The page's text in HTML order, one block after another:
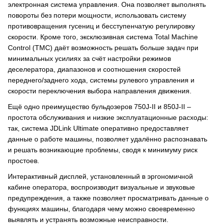
электронная система управления. Она позволяет выполнять
повороты без потери мощности, использовать систему
противовращения гусениц и бесступенчатую регулировку
скорости. Кроме того, эксклюзивная система Total Machine
Control (TMC) даёт возможность решать больше задач при
минимальных усилиях за счёт настройки режимов
деселератора, диапазонов и соотношения скоростей
переднего/заднего хода, системы рулевого управления и
скорости переключения выбора направления движения.
Ещё одно преимущество бульдозеров 750J-II и 850J-II –
простота обслуживания и низкие эксплуатационные расходы:
так, система JDLink Ultimate оперативно предоставляет
данные о работе машины, позволяет удалённо распознавать
и решать возникающие проблемы, сводя к минимуму риск
простоев.
Интерактивный дисплей, установленный в эргономичной
кабине оператора, воспроизводит визуальные и звуковые
предупреждения, а также позволяет просматривать данные о
функциях машины, благодаря чему можно своевременно
выявлять и устранять возможные неисправности.